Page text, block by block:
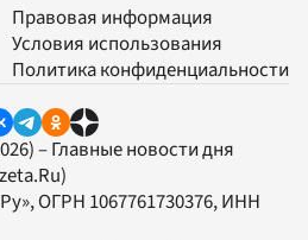
Правовая информация
Условия использования
Политика конфиденциальности
– Главные новости дня
, ОГРН 1067761730376, ИНН